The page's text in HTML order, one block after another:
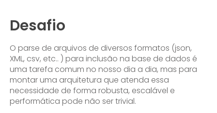
Desafio
O parse de arquivos de diversos formatos (json,
XML, csv, etc.. ) para inclusão na base de dados é
uma tarefa comum no nosso dia a dia, mas para
montar uma arquitetura que atenda essa
necessidade de forma robusta, escalável e
performática pode não ser trivial.